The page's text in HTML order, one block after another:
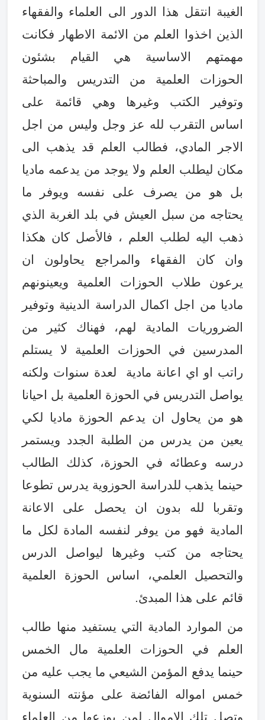
الغيبة انتقل هذا الدور الى العلماء والفقهاء
الذين اخذوا العلم من الائمة الاطهار فكانت
مهمتهم الاساسية هي القيام بشئون
الحوزات العلمية من التدريس والمباحثة
وتوفير الكتب وغيرها وهي قائمة على
اساس التقرب لله عز وجل وليس من اجل
الاجر المادي، فطالب العلم قد يذهب الى
مكان ليطلب العلم ولا يوجد من يدعمه ماديا
بل هو من يصرف على نفسه ويوفر ما
يحتاجه من سبل العيش في بلد الغربة الذي
ذهب اليه لطلب العلم ، فالأصل كان هكذا
وان كان الفقهاء والمراجع يحاولون ان
يرعون طلاب الحوزات العلمية ويعينونهم
ماديا من اجل اكمال الدراسة الدينية وتوفير
الضروريات المادية لهم، فهناك كثير من
المدرسين في الحوزات العلمية لا يستلم
راتب او اي اعانة مادية لعدة سنوات ولكنه
يواصل التدريس في الحوزة العلمية بل احيانا
هو من يحاول ان يدعم الحوزة ماديا لكي
يعين من يدرس من الطلبة الجدد ويستمر
درسه وعطائه في الحوزة، كذلك الطالب
حينما يذهب للدراسة الحوزوية يدرس تطوعا
وتقربا لله بدون ان يحصل على الاعانة
المادية فهو من يوفر لنفسه المادة لكل ما
يحتاجه من كتب وغيرها ليواصل الدرس
والتحصيل العلمي، اساس الحوزة العلمية
قائم على هذا المبدئ.
من الموارد المادية التي يستفيد منها طالب
العلم في الحوزات العلمية مال الخمس
حينما يدفع المؤمن الشيعي ما يجب عليه من
خمس امواله الفائضة على مؤنته السنوية